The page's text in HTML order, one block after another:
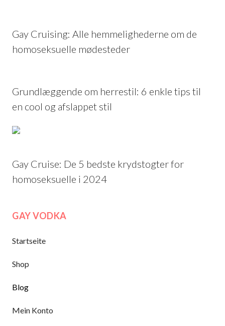
Gay Cruising: Alle hemmelighederne om de
homoseksuelle mødesteder
Grundlæggende om herrestil: 6 enkle tips til
en cool og afslappet stil
Gay Cruise: De 5 bedste krydstogter for
homoseksuelle i 2024
GAY VODKA
Startseite
Shop
Blog
Mein Konto